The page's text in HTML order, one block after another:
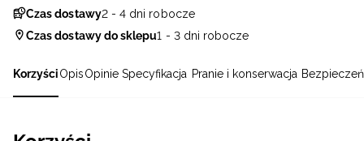
KorzyściOpisOpinie Specyfikacja Pranie i konserwacja
Czas dostawy2 - 4 dni robocze
Czas dostawy do sklepu1 - 3 dni robocze